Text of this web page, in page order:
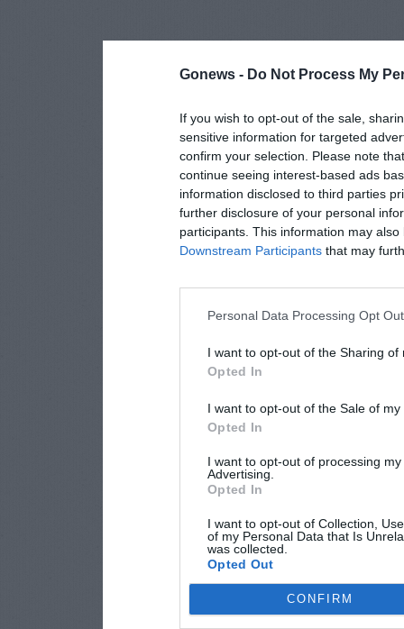
Gonews - Do Not Process My
If you wish to opt-out of the sale,
sensitive information for targeted
confirm your selection. Please note
continue seeing interest-based ads
information disclosed to third parties
further disclosure of your personal
participants. This information may
Downstream Participants that may
Personal Data Processing Opt
I want to opt-out of the Sharing of
Opted In
I want to opt-out of the Sale of
Opted In
I want to opt-out of processing
Advertising.
Opted In
I want to opt-out of Collection,
of my Personal Data that Is
was collected.
Opted Out
CONFIRM